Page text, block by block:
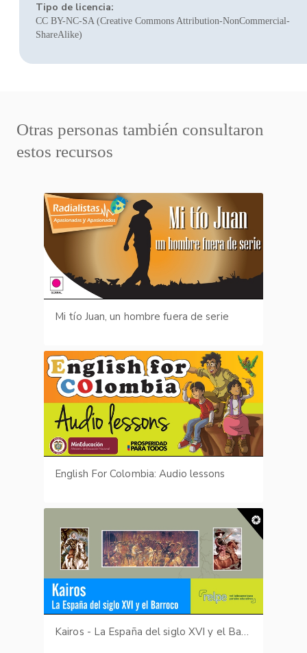
Tipo de licencia:
CC BY-NC-SA (Creative Commons Attribution-NonCommercial-
ShareAlike)
Otras personas también consultaron
estos recursos
Mi tío Juan, un hombre fuera de serie
English For Colombia: Audio lessons
Kairos - La España del siglo XVI y el Barroco